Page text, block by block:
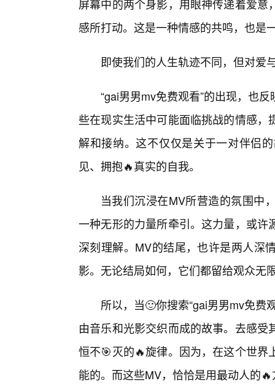
屏幕中的两个身影，用眼神传递着爱
感所打动。这是一种情感的共鸣，也是
即使我们的人生轨迹不同，但对爱
“gai男男mv免费观看”的出现，也
些在现实生活中可能面临挑战的情感
解和接纳。这不仅仅是关于一对伴侣
见、拥抱🔥真实的自我。
当我们沉浸在MV所营造的氛围中
一种无形的力量所牵引。这力量，或
深刻理解。MV的结尾，也许是两人深
影。无论结局如何，它们都留给观众无
所以，当🙂你搜索“gai男男mv免费
由音乐和光影交织而成的故事。去感
恒不🎯灭的🔥旋律。因为，在这个世
能的。而这些MV，恰恰是用最动人的